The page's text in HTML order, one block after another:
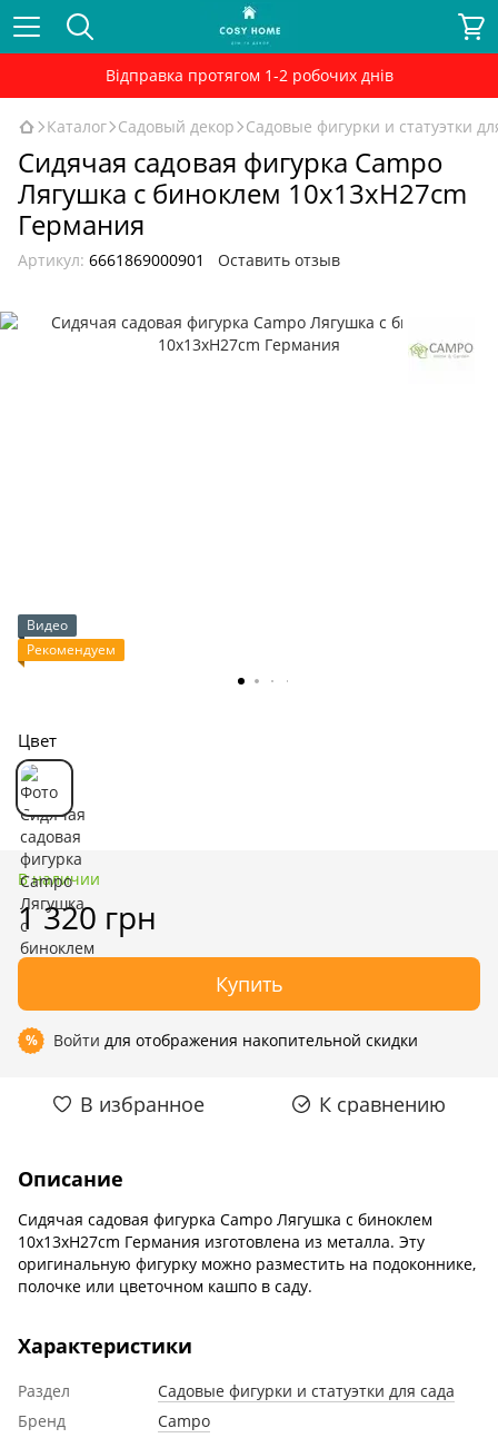
Відправка протягом 1-2 робочих днів
Каталог Садовый декор Садовые фигурки и статуэтки
Сидячая садовая фигурка Campo
Лягушка с биноклем 10x13xH27cm
Германия
Артикул: 6661869000901 Оставить отзыв
Видео
Рекомендуем
Цвет
В наличии
1 320 грн
Купить
% Войти для отображения накопительной скидки
В избранное К сравнению
Описание
Сидячая садовая фигурка Campo Лягушка с биноклем
10x13xH27cm Германия изготовлена ​​из металла. Эту
оригинальную фигурку можно разместить на подоконнике,
полочке или цветочном кашпо в саду.
Характеристики
Раздел
Садовые фигурки и статуэтки для сада
Бренд
Campo